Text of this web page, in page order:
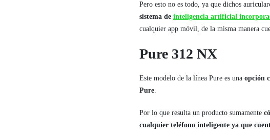
Pero esto no es todo, ya que dichos
sistema de inteligencia artificial
cualquier app móvil, de la misma manera
Pure 312 NX
Este modelo de la línea Pure es una opción
Pure.
Por lo que resulta un producto sumamente
cualquier teléfono inteligente ya que